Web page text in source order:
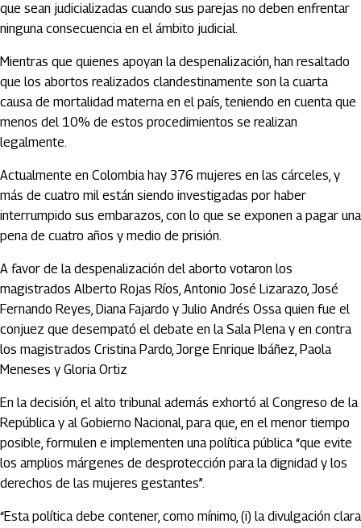
que sean judicializadas cuando sus parejas no deben enfrentar
ninguna consecuencia en el ámbito judicial.
Mientras que quienes apoyan la despenalización, han resaltado
que los abortos realizados clandestinamente son la cuarta
causa de mortalidad materna en el país, teniendo en cuenta que
menos del 10% de estos procedimientos se realizan
legalmente.
Actualmente en Colombia hay 376 mujeres en las cárceles, y
más de cuatro mil están siendo investigadas por haber
interrumpido sus embarazos, con lo que se exponen a pagar una
pena de cuatro años y medio de prisión.
A favor de la despenalización del aborto votaron los
magistrados Alberto Rojas Ríos, Antonio José Lizarazo, José
Fernando Reyes, Diana Fajardo y Julio Andrés Ossa quien fue el
conjuez que desempató el debate en la Sala Plena y en contra
los magistrados Cristina Pardo, Jorge Enrique Ibáñez, Paola
Meneses y Gloria Ortiz
En la decisión, el alto tribunal además exhortó al Congreso de la
República y al Gobierno Nacional, para que, en el menor tiempo
posible, formulen e implementen una política pública “que evite
los amplios márgenes de desprotección para la dignidad y los
derechos de las mujeres gestantes”.
“Esta política debe contener, como mínimo, (i) la divulgación clara